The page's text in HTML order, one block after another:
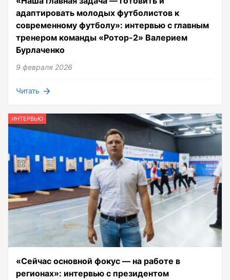
адаптировать молодых футболистов к
современному футболу»: интервью с главным
тренером команды «Ротор-2» Валерием
Бурлаченко
9 февраля 2026
Читать
ИНТЕРВЬЮ
«Сейчас основной фокус — на работе в
регионах»: интервью с президентом